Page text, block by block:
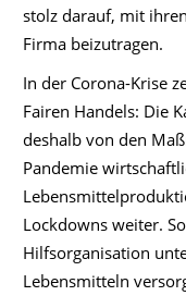
stolz darauf, mit
Firma beizutragen.
In der Corona-Krise
Fairen Handels: Die
deshalb von den
Pandemie
Lockdowns weiter.
Hilfsorganisation
Lebensmitteln